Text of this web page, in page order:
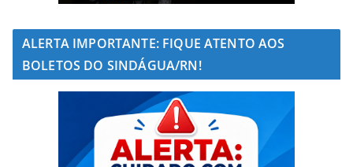
ALERTA IMPORTANTE: FIQUE ATENTO AOS
BOLETOS DO SINDÁGUA/RN!